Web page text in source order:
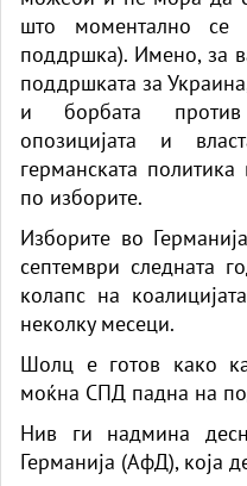
што моментално се
поддршка). Имено, за
поддршката за
и борбата против
опозицијата и
германската
по изборите.
Изборите во
септември следната
колапс на
неколку месеци.
Шолц е готов како
моќна СПД падна на
Нив ги надмина
Германија (АфД), која